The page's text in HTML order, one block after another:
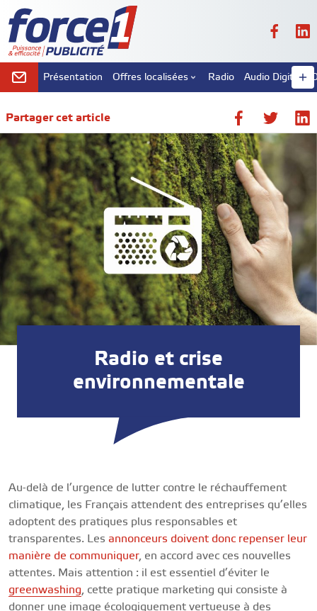
Présentation Offres localisées Radio Audio Digital
Partager cet article
Radio et crise
environnementale
Au-delà de l’urgence de lutter contre le réchauffement
climatique, les Français attendent des entreprises qu’elles
adoptent des pratiques plus responsables et
transparentes. Les annonceurs doivent donc repenser leur
manière de communiquer, en accord avec ces nouvelles
attentes. Mais attention : il est essentiel d’éviter le
greenwashing, cette pratique marketing qui consiste à
donner une image écologiquement vertueuse à des